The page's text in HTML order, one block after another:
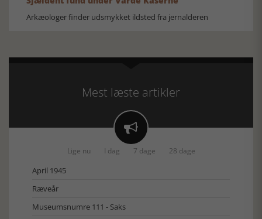
Arkæologer finder udsmykket ildsted fra jernalderen
Mest læste artikler

Lige nu I dag 7 dage 28 dage
April 1945
Ræveår
Museumsnumre 111 - Saks